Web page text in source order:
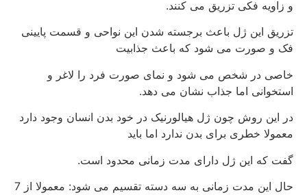
و زاویه فکی تزریق می کنند.
تزریق این ژل باعث برجسته شدن این نواحی و قسمت پایینی
فک و صورت می شود که باعث جذابیت
خاصی در شخص می شود و نمای صورت فرد را لاغر و
استخوانی اما جذاب نشان می دهد.
در این روش چون ژل هیالورنیک در خود بدن انسان وجود دارد
معمولا خطری برای بدن ندارد اما باید
گفت که این ژل دارای مدت زمانی محدود است.
حال این مدت زمانی به سه دسته تقسیم می شود: معمولا از 7